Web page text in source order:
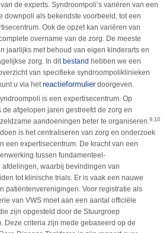
de experts. Syndroompoli’s variëren van een
downpoli als bekendste voorbeeld, tot een
Ook de opzet kan variëren van
overname van de zorg. De meeste
jaarlijks met behoud van eigen kinderarts en
zorg. In dit bestand hebben we een
van specifieke syndroompoliklinieken
u via hetreactieformulierdoorgeven.
is een expertisecentrum. Op
afgelopen jaren gestreefd de zorg en
aandoeningen beter te organiseren.9,10
is het centraliseren van zorg en onderzoek
een expertisecentrum. De kracht van een
tussen fundamenteel-
waarbij bevindingen van
tot klinische trials. Er is vaak een nauwe
patiëntenverenigingen. Voor registratie als
van VWS moet aan een aantal officiële
zijn opgesteld door de Stuurgroep
Deze criteria zijn mede gebaseerd op de